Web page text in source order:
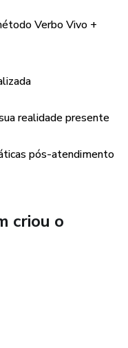
Verbo Vivo +
realidade presente
pós-atendimento
criou o